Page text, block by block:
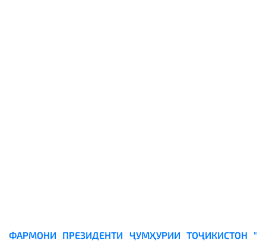
ФАРМОНИ ПРЕЗИДЕНТИ ҶУМҲУРИИ ТОҶИКИСТОН "